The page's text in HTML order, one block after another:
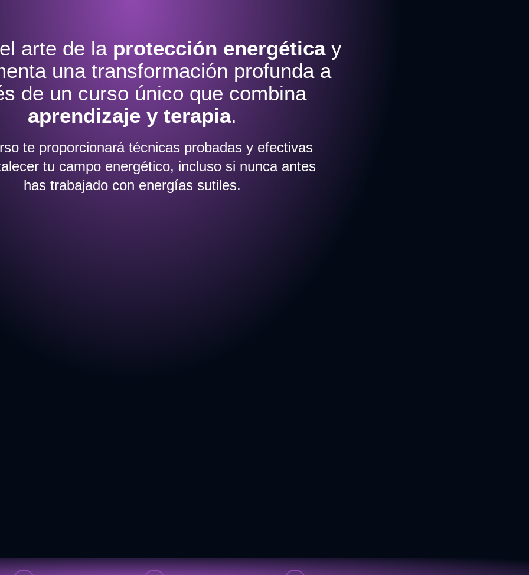
arte de la protección energéticay
una transformación profunda a
de un curso único que combina
aprendizaje y terapia.
te proporcionará técnicas probadas y efectivas
tu campo energético, incluso si nunca antes
has trabajado con energías sutiles.